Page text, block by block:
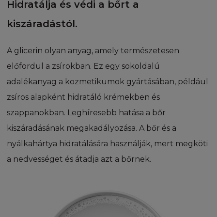
Pattanásos
Milyen a típusú a teste bőre?
Száraz, érdes
Nagyon érzékeny, atópiára hajlamos
Száraz, érzékeny
CIKKEK
Hidratálja és védi a bőrt a
kiszáradástól.
A glicerin olyan anyag, amely természetesen
előfordul a zsírokban. Ez egy sokoldalú
adalékanyag a kozmetikumok gyártásában, például
zsíros alapként hidratáló krémekben és
szappanokban. Leghíresebb hatása a bőr
kiszáradásának megakadályozása. A bőr és a
nyálkahártya hidratálására használják, mert megköti
a nedvességet és átadja azt a bőrnek.
L'Oréal nyereményjátékokat vagy
promóciókat futtathat a Honlapon. E célra
külön jognyilatkozat és felhasználási
eseménnyel kapcsolatos oldalra.
NINCS BIZTOSÍTÉK
A honlapon megjelenített információkat,
dokumentumokat a L'Oréal kizárólag
tájékoztatás céljából teszi közzé. A L'Oréal és a
L’Oréal-csoport minden tagja (továbbiakban
L’Oréal) ésszerű erőfeszítéseket tesz azért,
hogy a Honlap tartalma naprakész legyen,
garantálja a Honlapon található adatok
pontosságát, precizitását és hiánytalanságát.